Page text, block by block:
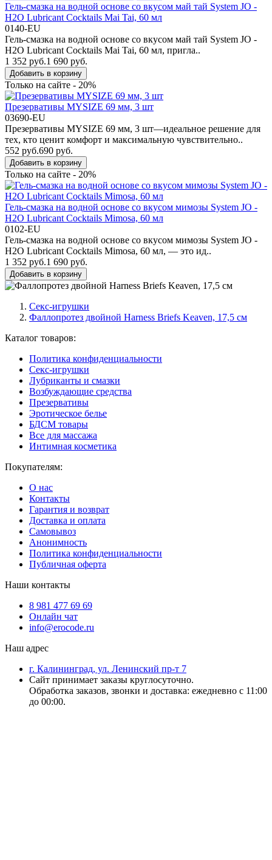
Гель-смазка на водной основе со вкусом май тай System JO -
H2O Lubricant Cocktails Mai Tai, 60 мл
0140-EU
Гель-смазка на водной основе со вкусом май тай System JO -
H2O Lubricant Cocktails Mai Tai, 60 мл, пригла..
1 352 руб.1 690 руб.
Добавить в корзину
Только на сайте - 20%
Презервативы MYSIZE 69 мм, 3 шт
03690-EU
Презервативы MYSIZE 69 мм, 3 шт—идеальное решение для
тех, кто ценит комфорт и максимальную чувствительно..
552 руб.690 руб.
Добавить в корзину
Только на сайте - 20%
Гель-смазка на водной основе со вкусом мимозы System JO -
H2O Lubricant Cocktails Mimosa, 60 мл
0102-EU
Гель-смазка на водной основе со вкусом мимозы System JO -
H2O Lubricant Cocktails Mimosa, 60 мл, — это ид..
1 352 руб.1 690 руб.
Добавить в корзину
Секс-игрушки
Фаллопротез двойной Harness Briefs Keaven, 17,5 см
Каталог товаров:
Политика конфиденциальности
Секс-игрушки
Лубриканты и смазки
Возбуждающие средства
Презервативы
Эротическое белье
БДСМ товары
Все для массажа
Интимная косметика
Покупателям:
О нас
Контакты
Гарантия и возврат
Доставка и оплата
Самовывоз
Анонимность
Политика конфиденциальности
Публичная оферта
Наши контакты
8 981 477 69 69
Онлайн чат
info@erocode.ru
Наш адрес
г. Калининград, ул. Ленинский пр-т 7
Сайт принимает заказы круглосуточно.
Обработка заказов, звонки и доставка: ежедневно с 11:00
до 00:00.